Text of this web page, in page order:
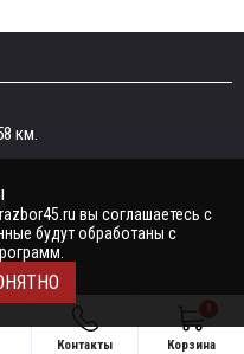
км.
Контакты Корзина
вы соглашаетесь с
будут обработаны с